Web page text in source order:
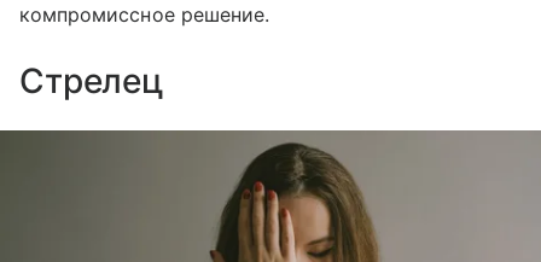
компромиссное решение.
Стрелец